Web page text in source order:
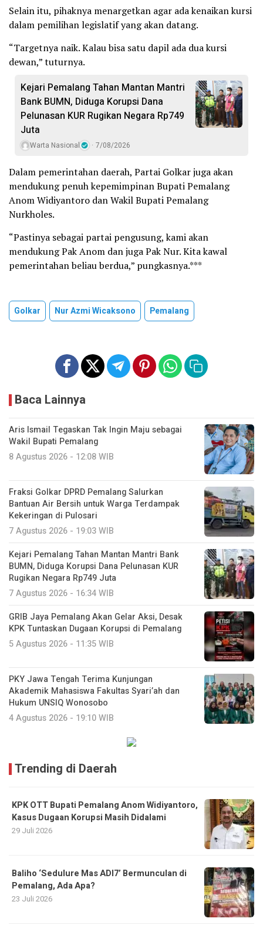
Selain itu, pihaknya menargetkan agar ada kenaikan kursi
dalam pemilihan legislatif yang akan datang.
“Targetnya naik. Kalau bisa satu dapil ada dua kursi
dewan,” tuturnya.
Kejari Pemalang Tahan Mantan Mantri
Bank BUMN, Diduga Korupsi Dana
Pelunasan KUR Rugikan Negara Rp749
Juta
Warta Nasional 7/08/2026
Dalam pemerintahan daerah, Partai Golkar juga akan
mendukung penuh kepemimpinan Bupati Pemalang
Anom Widiyantoro dan Wakil Bupati Pemalang
Nurkholes.
“Pastinya sebagai partai pengusung, kami akan
mendukung Pak Anom dan juga Pak Nur. Kita kawal
pemerintahan beliau berdua,” pungkasnya.***
Golkar Nur Azmi Wicaksono Pemalang
Baca Lainnya
Aris Ismail Tegaskan Tak Ingin Maju sebagai
Wakil Bupati Pemalang
8 Agustus 2026 - 12:08 WIB
Fraksi Golkar DPRD Pemalang Salurkan
Bantuan Air Bersih untuk Warga Terdampak
Kekeringan di Pulosari
7 Agustus 2026 - 19:03 WIB
Kejari Pemalang Tahan Mantan Mantri Bank
BUMN, Diduga Korupsi Dana Pelunasan KUR
Rugikan Negara Rp749 Juta
7 Agustus 2026 - 16:34 WIB
GRIB Jaya Pemalang Akan Gelar Aksi, Desak
KPK Tuntaskan Dugaan Korupsi di Pemalang
5 Agustus 2026 - 11:35 WIB
PKY Jawa Tengah Terima Kunjungan
Akademik Mahasiswa Fakultas Syari’ah dan
Hukum UNSIQ Wonosobo
4 Agustus 2026 - 19:10 WIB
Trending di Daerah
KPK OTT Bupati Pemalang Anom Widiyantoro,
Kasus Dugaan Korupsi Masih Didalami
29 Juli 2026
Baliho ‘Sedulure Mas ADI7’ Bermunculan di
Pemalang, Ada Apa?
23 Juli 2026